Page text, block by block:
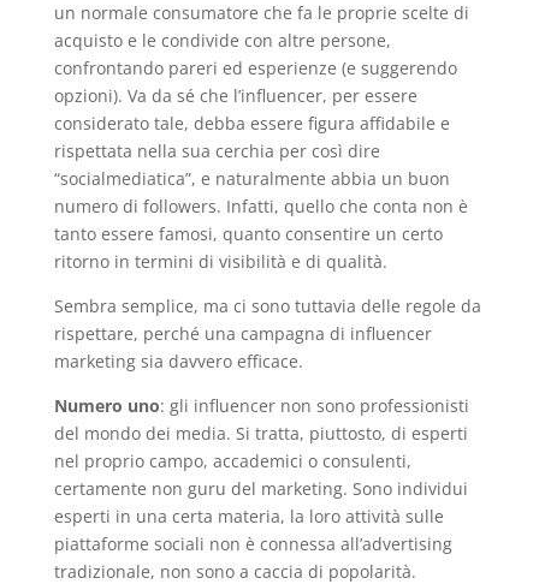
un normale consumatore che fa le proprie scelte di
acquisto e le condivide con altre persone,
confrontando pareri ed esperienze (e suggerendo
opzioni). Va da sé che l’influencer, per essere
considerato tale, debba essere figura affidabile e
rispettata nella sua cerchia per così dire
“socialmediatica”, e naturalmente abbia un buon
numero di followers. Infatti, quello che conta non è
tanto essere famosi, quanto consentire un certo
ritorno in termini di visibilità e di qualità.
Sembra semplice, ma ci sono tuttavia delle regole da
rispettare, perché una campagna di influencer
marketing sia davvero efficace.
Numero uno: gli influencer non sono professionisti
del mondo dei media. Si tratta, piuttosto, di esperti
nel proprio campo, accademici o consulenti,
certamente non guru del marketing. Sono individui
esperti in una certa materia, la loro attività sulle
piattaforme sociali non è connessa all’advertising
tradizionale, non sono a caccia di popolarità.